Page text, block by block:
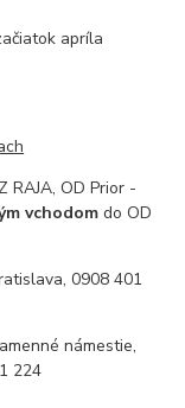
apríla
RAJA, OD Prior -
vchodom do OD
0908 401
námestie,
224